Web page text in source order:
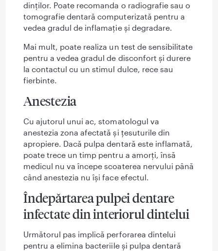
dinților. Poate recomanda o radiografie sau o
tomografie dentară computerizată pentru a
vedea gradul de inflamație și degradare.
Mai mult, poate realiza un test de sensibilitate
pentru a vedea gradul de disconfort și durere
la contactul cu un stimul dulce, rece sau
fierbinte.
Anestezia
Cu ajutorul unui ac, stomatologul va
anestezia zona afectată și țesuturile din
apropiere. Dacă pulpa dentară este inflamată,
poate trece un timp pentru a amorți, însă
medicul nu va începe scoaterea nervului până
când anestezia nu își face efectul.
Îndepărtarea pulpei dentare
infectate din interiorul dintelui
Următorul pas implică perforarea dintelui
pentru a elimina bacteriile și pulpa dentară